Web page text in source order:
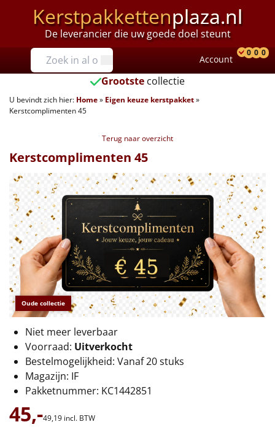
Kerstpakkettenplaza.nl
De leverancier die uw goede doel steunt
Prijzen
Tot €25
€25 tot €35
€40 tot €45
€45 tot €50
€50 tot €55
€55 tot €75
€75 tot €100
€100 en hoger
Alle kerstpakketten 2026
Thema
Origineel
Rituals
Account
0 0 0
Grootste collectie
U bevindt zich hier: Home» Eigen keuze kerstpakket»
Kerstcomplimenten 45
Terug naar overzicht
Oude collectie
Kerstcomplimenten 45
Niet meer leverbaar
Voorraad: Uitverkocht
Bestelmogelijkheid: Vanaf 20 stuks
Magazijn: IF
Pakketnummer: KC1442851
45,-49,19 incl. BTW